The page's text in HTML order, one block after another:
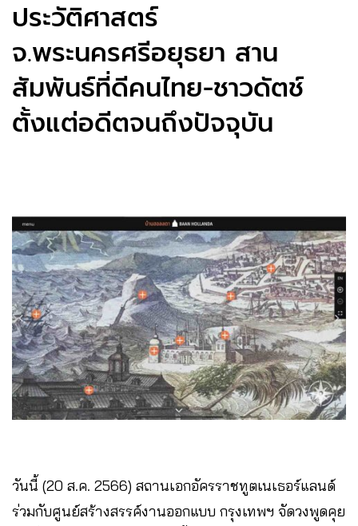
ประวัติศาสตร์
จ.พระนครศรีอยุธยา สาน
สัมพันธ์ที่ดีคนไทย-ชาวดัตช์
ตั้งแต่อดีตจนถึงปัจจุบัน
วันนี้ (20 ส.ค. 2566) สถานเอกอัครราชทูตเนเธอร์แลนด์
ร่วมกับศูนย์สร้างสรรค์งานออกแบบ กรุงเทพฯ จัดวงพูดคุย